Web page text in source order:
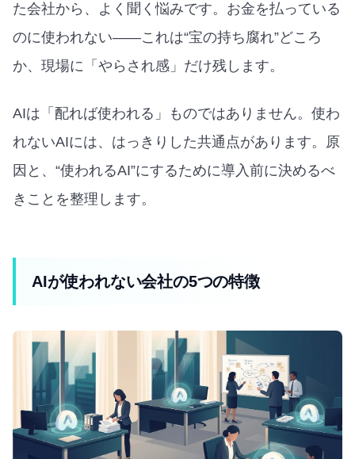
た会社から、よく聞く悩みです。お金を払っている
のに使われない——これは“宝の持ち腐れ”どころ
か、現場に「やらされ感」だけ残します。
AIは「配れば使われる」ものではありません。使わ
れないAIには、はっきりした共通点があります。原
因と、“使われるAI”にするために導入前に決めるべ
きことを整理します。
AIが使われない会社の5つの特徴